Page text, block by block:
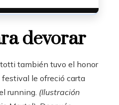
devorar
también tuvo el honor
festival le ofreció carta
running. (Ilustración